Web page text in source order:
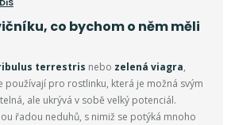
co bychom o něm měli
terrestris nebo zelená viagra,
používají pro rostlinku, která je možná svým
ale ukrývá v sobě velký potenciál.
řadou neduhů, s nimiž se potýká mnoho